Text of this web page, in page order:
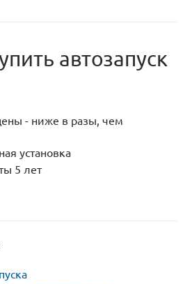
автозапуск
- ниже в разы, чем
установка
5 лет